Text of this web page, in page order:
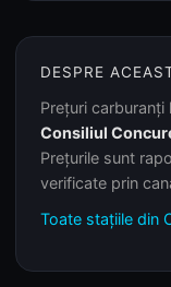
DESPRE
Prețuri
Consiliul
Prețurile sunt
verificate prin
Toate stațiile din